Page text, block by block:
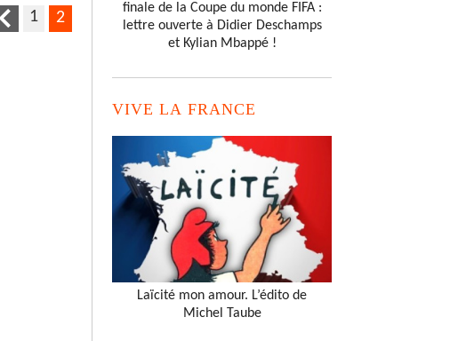
1 2
finale de la Coupe du monde FIFA :
lettre ouverte à Didier Deschamps
et Kylian Mbappé !
VIVE LA FRANCE
Laïcité mon amour. L’édito de
Michel Taube